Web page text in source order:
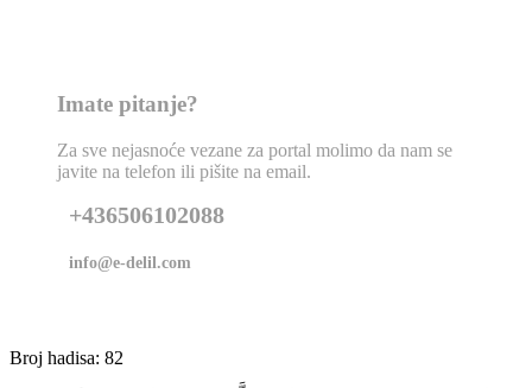
Imate pitanje?
Za sve nejasnoće vezane za portal molimo da nam se
javite na telefon ili pišite na email.
+436506102088
info@e-delil.com
Broj hadisa: 82